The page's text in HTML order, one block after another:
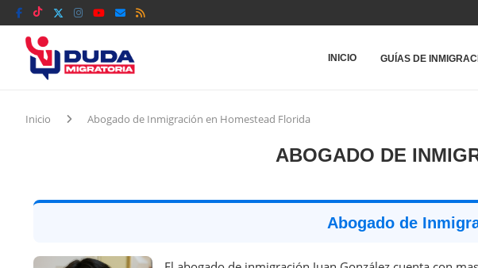
INICIO GUÍAS DE
Inicio Abogado de Inmigración en Homestead Florida
ABOGADO DE
Abogado de